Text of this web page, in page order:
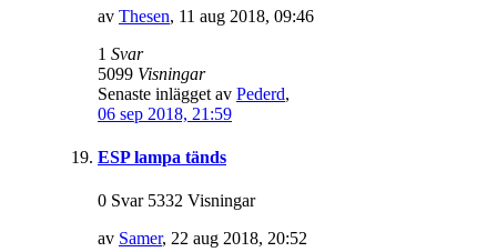
av Thesen, 11 aug 2018, 09:46
1 Svar
5099 Visningar
Senaste inlägget av Pederd,
06 sep 2018, 21:59
ESP lampa tänds
0 Svar 5332 Visningar
av Samer, 22 aug 2018, 20:52